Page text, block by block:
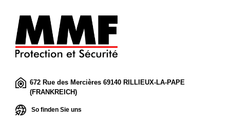
672 Rue des Mercières 69140 RILLIEUX-LA-PAPE
(FRANKREICH)
So finden Sie uns